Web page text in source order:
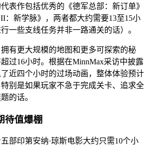
表作包括优秀的《德军总部：新订单》
：新学脉》，两者都大约需要13至15小
一些支线任务并非一路通关的话）。
有更大规模的地图和更多可探索的秘
过16小时。根据在MinnMax采访中披露
近四个小时的过场动画，整体体验预计
别是如果玩家不急于完成关卡、追求全
的话。
待值爆棚
部印第安纳·琼斯电影大约只需10个小